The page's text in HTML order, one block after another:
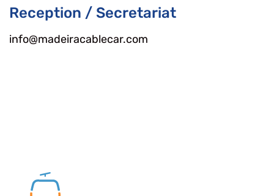
Reception / Secretariat
info@madeiracablecar.com